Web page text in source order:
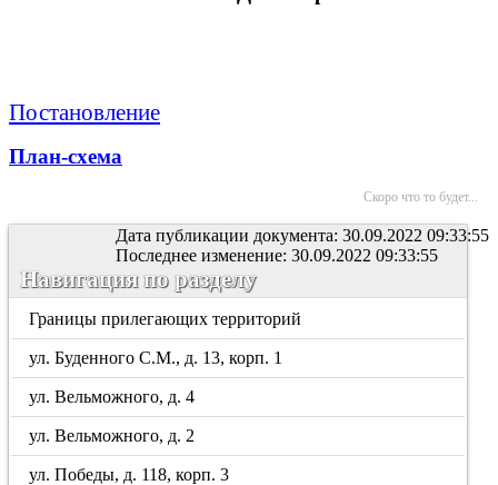
Постановление
План-схема
Скоро что то будет...
Дата публикации документа: 30.09.2022 09:33:55
Последнее изменение: 30.09.2022 09:33:55
Навигация по разделу
Границы прилегающих территорий
ул. Буденного С.М., д. 13, корп. 1
ул. Вельможного, д. 4
ул. Вельможного, д. 2
ул. Победы, д. 118, корп. 3